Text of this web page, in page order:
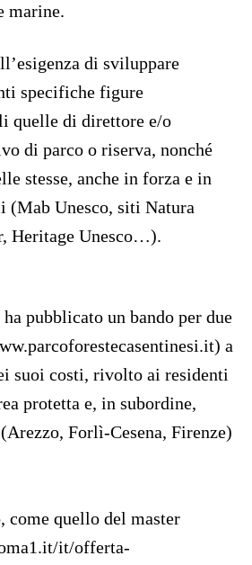
marine.
di sviluppare
specifiche figure
quelle di direttore e/o
di parco o riserva, nonché
stesse, anche in forza e in
(Mab Unesco, siti Natura
Heritage Unesco…).
pubblicato un bando per due
it) a
suoi costi, rivolto ai residenti
protetta e, in subordine,
Forlì-Cesena, Firenze)
come quello del master
it/offerta-